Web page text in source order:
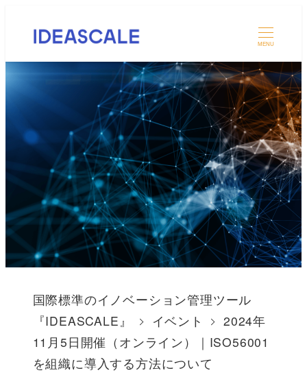
MENU
国際標準のイノベーション管理ツール
『IDEASCALE』
イベント
2024年
11月5日開催（オンライン）｜ISO56001
を組織に導入する方法について